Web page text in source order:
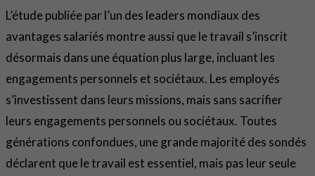
L’étude publiée par l’un des leaders mondiaux des
avantages salariés montre aussi que le travail s’inscrit
désormais dans une équation plus large, incluant les
engagements personnels et sociétaux. Les employés
s’investissent dans leurs missions, mais sans sacrifier
leurs engagements personnels ou sociétaux. Toutes
générations confondues, une grande majorité des sondés
déclarent que le travail est essentiel, mais pas leur seule